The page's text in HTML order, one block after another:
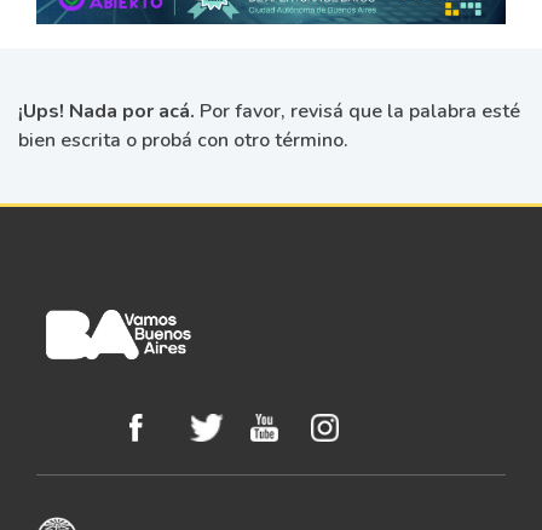
¡Ups! Nada por acá. Por favor, revisá que la palabra esté
bien escrita o probá con otro término.